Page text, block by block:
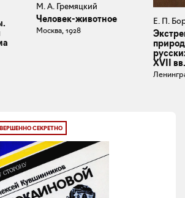
М. А. Гремяцкий
Человек-животное
Москва, 1928
Е. П.
XVII вв.
СЕКРЕТНО